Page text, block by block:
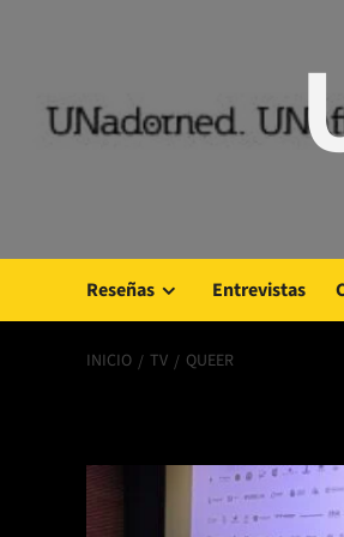
Reseñas Entrevistas
INICIO TV QUEER